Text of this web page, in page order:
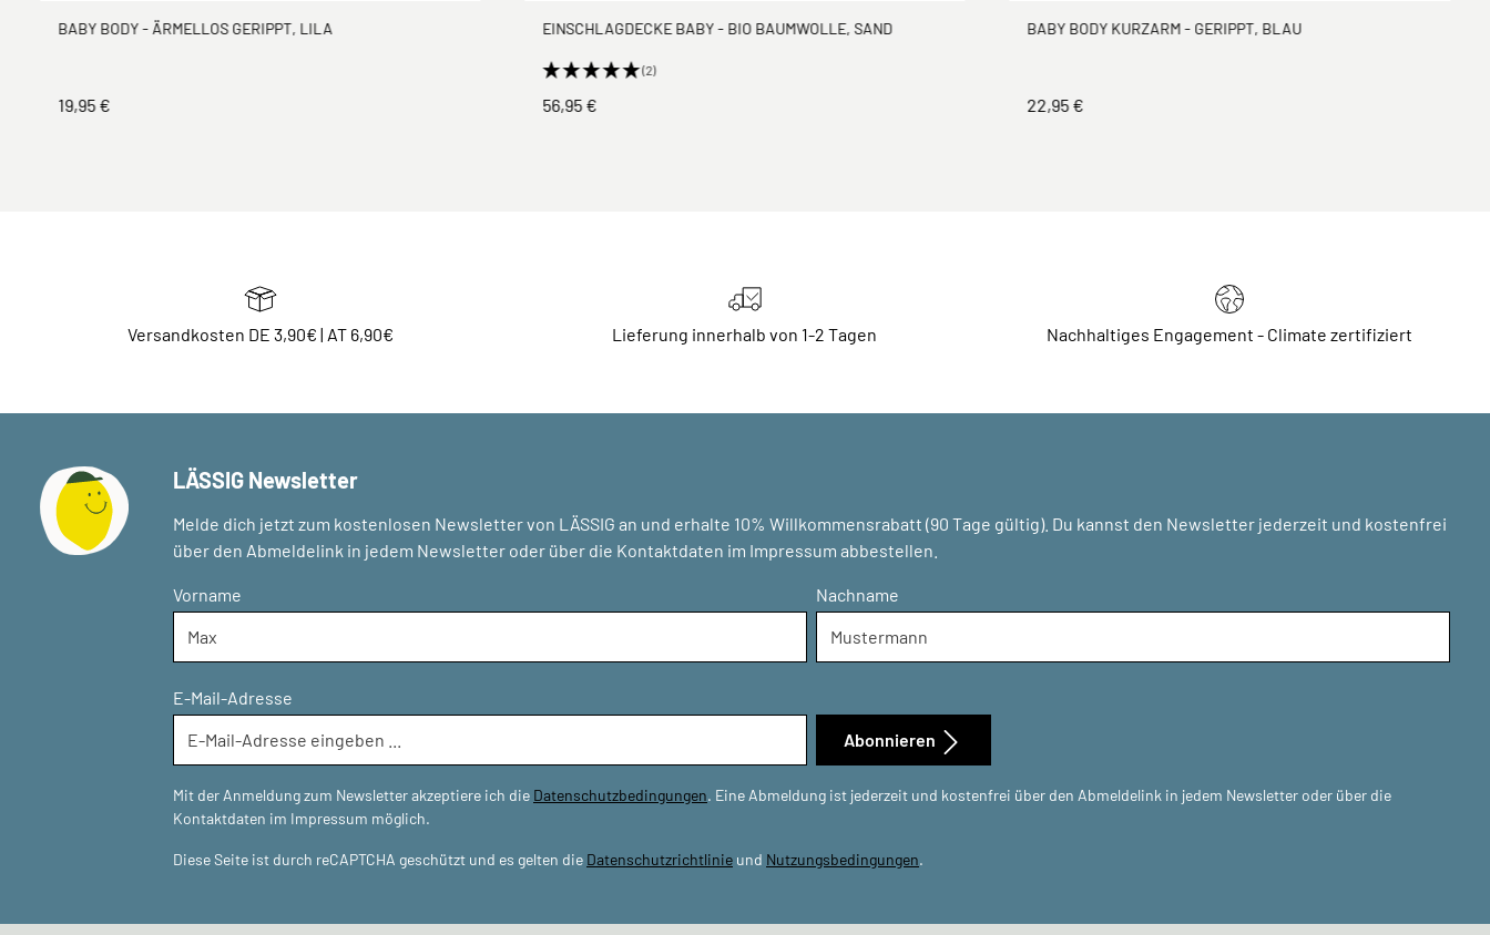
BABY BODY - ÄRMELLOS GERIPPT, LILA
19,95 €
EINSCHLAGDECKE BABY - BIO BAUMWOLLE, SAND
(2)
56,95 €
BABY BODY KURZARM - GERIPPT, BLAU
22,95 €
Versandkosten DE 3,90€ | AT 6,90€ Lieferung innerhalb von 1-2 Tagen Nachhaltiges Engagement - Climate zertifiziert
LÄSSIG Newsletter
Melde dich jetzt zum kostenlosen Newsletter von LÄSSIG an und erhalte 10% Willkommensrabatt (90 Tage gültig). Du kannst den Newsletter jederzeit und kostenfrei
über den Abmeldelink in jedem Newsletter oder über die Kontaktdaten im Impressum abbestellen.
Vorname Nachname
E-Mail-Adresse
Mit der Anmeldung zum Newsletter akzeptiere ich die Datenschutzbedingungen. Eine Abmeldung ist jederzeit und kostenfrei über den Abmeldelink in jedem Newsletter oder über die
Kontaktdaten im Impressum möglich.
Diese Seite ist durch reCAPTCHA geschützt und es gelten die Datenschutzrichtlinie und Nutzungsbedingungen.
Abonnieren